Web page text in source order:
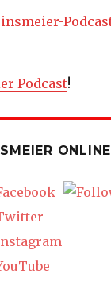
Podcast!
ONLINE